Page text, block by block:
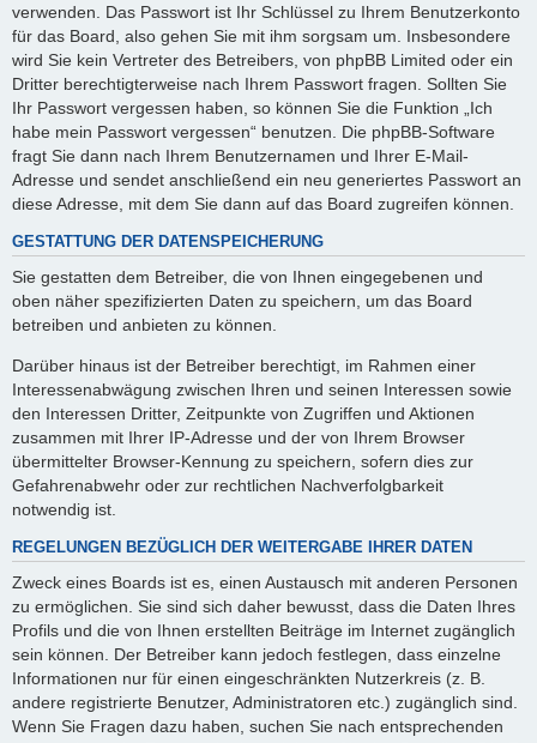
verwenden. Das Passwort ist Ihr Schlüssel zu Ihrem Benutzerkonto
für das Board, also gehen Sie mit ihm sorgsam um. Insbesondere
wird Sie kein Vertreter des Betreibers, von phpBB Limited oder ein
Dritter berechtigterweise nach Ihrem Passwort fragen. Sollten Sie
Ihr Passwort vergessen haben, so können Sie die Funktion „Ich
habe mein Passwort vergessen“ benutzen. Die phpBB-Software
fragt Sie dann nach Ihrem Benutzernamen und Ihrer E-Mail-
Adresse und sendet anschließend ein neu generiertes Passwort an
diese Adresse, mit dem Sie dann auf das Board zugreifen können.
GESTATTUNG DER DATENSPEICHERUNG
Sie gestatten dem Betreiber, die von Ihnen eingegebenen und
oben näher spezifizierten Daten zu speichern, um das Board
betreiben und anbieten zu können.
Darüber hinaus ist der Betreiber berechtigt, im Rahmen einer
Interessenabwägung zwischen Ihren und seinen Interessen sowie
den Interessen Dritter, Zeitpunkte von Zugriffen und Aktionen
zusammen mit Ihrer IP-Adresse und der von Ihrem Browser
übermittelter Browser-Kennung zu speichern, sofern dies zur
Gefahrenabwehr oder zur rechtlichen Nachverfolgbarkeit
notwendig ist.
REGELUNGEN BEZÜGLICH DER WEITERGABE IHRER DATEN
Zweck eines Boards ist es, einen Austausch mit anderen Personen
zu ermöglichen. Sie sind sich daher bewusst, dass die Daten Ihres
Profils und die von Ihnen erstellten Beiträge im Internet zugänglich
sein können. Der Betreiber kann jedoch festlegen, dass einzelne
Informationen nur für einen eingeschränkten Nutzerkreis (z. B.
andere registrierte Benutzer, Administratoren etc.) zugänglich sind.
Wenn Sie Fragen dazu haben, suchen Sie nach entsprechenden